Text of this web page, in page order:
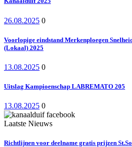
26.08.2025 0
Voorlopige eindstand Merkenploegen
(Lokaal) 2025
13.08.2025 0
Uitslag Kampioenschap LABREMATO 205
13.08.2025 0
Laatste Nieuws
Richtlijnen voor deelname gratis prijzen